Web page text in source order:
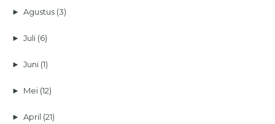
►Agustus (3)
►Juli (6)
►Juni (1)
► Mei (12)
►April (21)